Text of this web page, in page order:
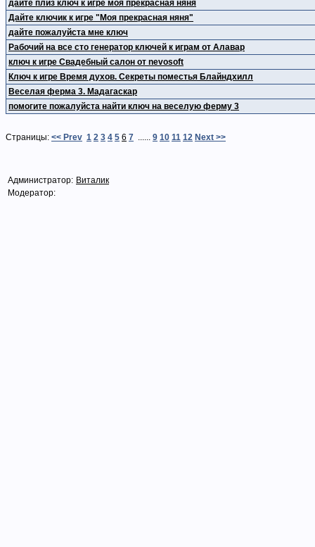
дайте плиз ключ к игре моя прекрасная няня
Дайте ключик к игре "Моя прекрасная няня"
дайте пожалуйста мне ключ
Рабочий на все сто генератор ключей к играм от Алавар
ключ к игре Свадебный салон от nevosoft
Ключ к игре Время духов. Секреты поместья Блайндхилл
Веселая ферма 3. Мадагаскар
помогите пожалуйста найти ключ на веселую ферму 3
Страницы: << Prev 1 2 3 4 5 6 7 ...... 9 10 11 12 Next >>
Администратор: Виталик
Модератор: